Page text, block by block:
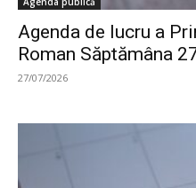
Agenda de lucru a
Roman Săptămâna
27/07/2026